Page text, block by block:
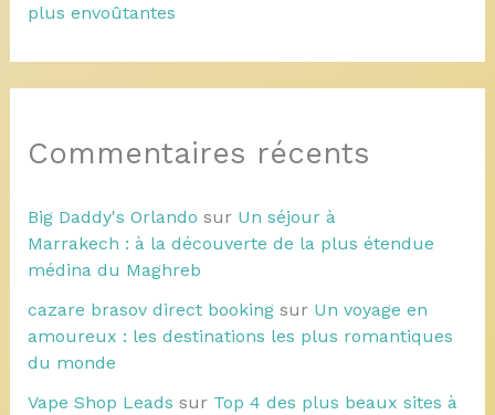
plus envoûtantes
Commentaires récents
Big Daddy's Orlando sur Un séjour à
Marrakech : à la découverte de la plus étendue
médina du Maghreb
cazare brasov direct bookingsur Un voyage en
amoureux : les destinations les plus romantiques
du monde
Vape Shop Leads sur Top 4 des plus beaux sites à